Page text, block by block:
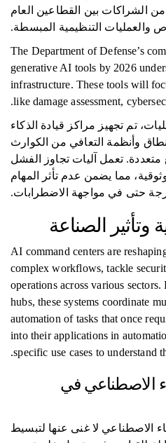
الشراكات بين القطاعين العام
والعمليات التنظيمية المبسطة.
The Department of Defense’s
generative AI tools by 2026
infrastructure. These tools will
like damage assessment,
تم تجهيز مراكز قيادة الذكاء
وأنظمة التعافي من الكوارث
تعمل آليات تجاوز الفشل
مما يضمن عدم تأثر المهام
حتى في مواجهة الاضطرابات.
وتأثير الصناعة
AI command centers are
complex workflows, tackle
operations across various
hubs, these systems coordinate
automation of tasks that once
into their applications in
specific use cases to understand
الاصطناعي في
الاصطناعي لا غنى عنها لتبسيط